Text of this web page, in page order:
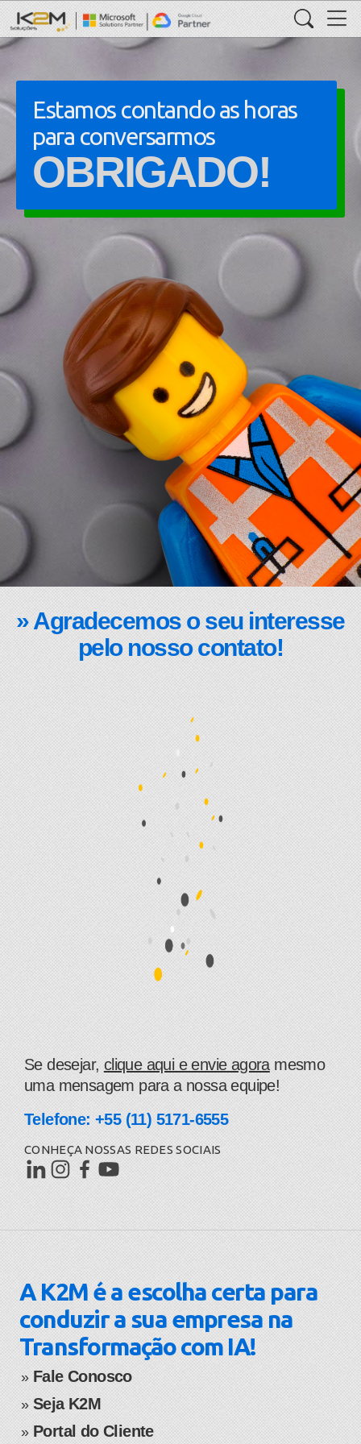
Estamos contando as horas
para conversarmos
OBRIGADO!
» Agradecemos o seu interesse
pelo nosso contato!
​Se desejar, clique aqui e envie agoramesmo
uma mensagem para a nossa equipe!
Telefone: +55 (11) 5171-6555
CONHEÇA NOSSAS REDES SOCIAIS
A K2M é a escolha certa para
conduzir a sua empresa na
Transformação com IA!
​​​​​​​​​​​​​​​​​​​​​» Fale Conosco
» ​ Seja K2M
» ​ Portal do Cliente